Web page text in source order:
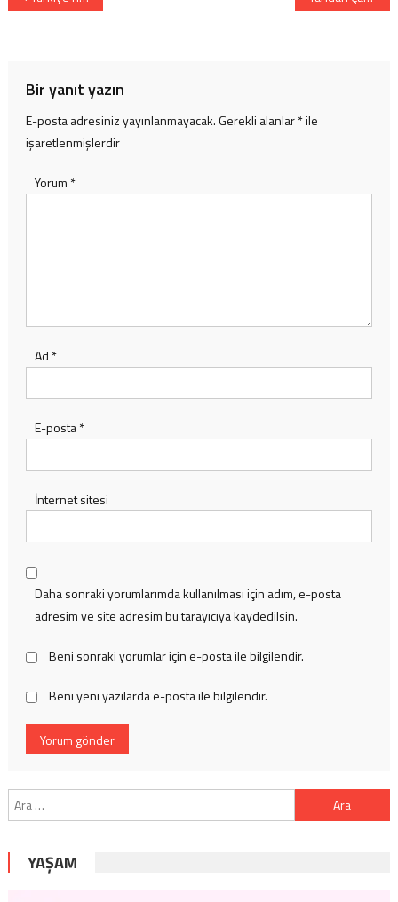
Bir yanıt yazın
E-posta adresiniz yayınlanmayacak.Gerekli alanlar*ile
işaretlenmişlerdir
Yorum *
Ad *
E-posta*
İnternet sitesi
Daha sonraki yorumlarımda kullanılması için adım, e-posta
adresim ve site adresim bu tarayıcıya kaydedilsin.
Beni sonraki yorumlar için e-posta ile bilgilendir.
Beni yeni yazılarda e-posta ile bilgilendir.
YAŞAM